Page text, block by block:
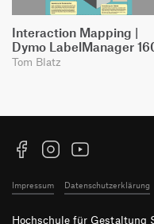
Interaction Mapping |
Dymo LabelManager
Tom Blatz
FacebookInstagramYouTube
Impressum Datenschutzerklärung
Hochschule für Gestaltung